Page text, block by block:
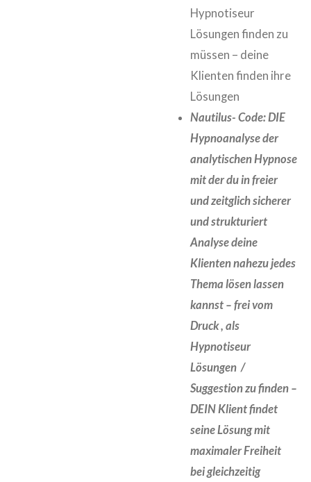
Hypnotiseur
Lösungen finden zu
müssen – deine
Klienten finden ihre
Lösungen
Nautilus- Code: DIE
Hypnoanalyse der
analytischen Hypnose
mit der du in freier
und zeitglich sicherer
und strukturiert
Analyse deine
Klienten nahezu jedes
Thema lösen lassen
kannst – frei vom
Druck , als
Hypnotiseur
Lösungen /
Suggestion zu finden –
DEIN Klient findet
seine Lösung mit
maximaler Freiheit
bei gleichzeitig